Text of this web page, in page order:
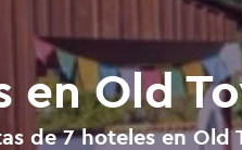
en Old
de 7 hoteles en Old